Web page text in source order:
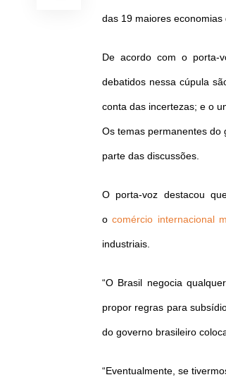
das 19 maiores
De acordo com o porta-
debatidos nessa cúpula
conta das incertezas; e o
Os temas permanentes do
parte das discussões.
O porta-voz destacou
ocomércio internacional
industriais.
“O Brasil negocia
propor regras para
do governo brasileiro
“Eventualmente, se